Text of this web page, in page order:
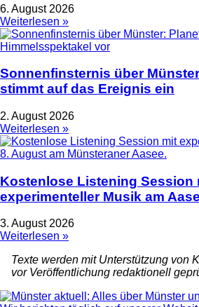
6. August 2026
Weiterlesen »
Sonnenfinsternis über
stimmt auf das Ereignis ein
2. August 2026
Weiterlesen »
Kostenlose Listening Session
experimenteller Musik am
3. August 2026
Weiterlesen »
Texte werden mit Unterstützung von
vor Veröffentlichung redaktionell